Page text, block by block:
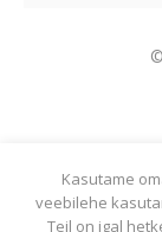
Kasutame
veebilehe
Teil on igal